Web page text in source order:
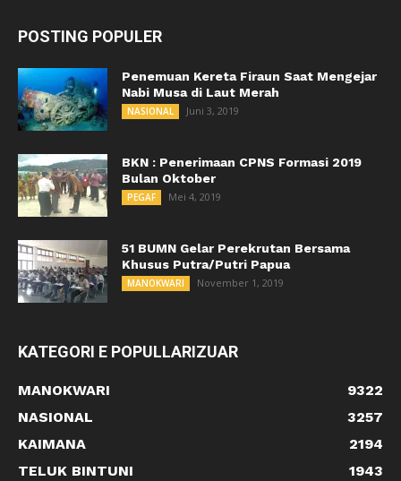
POSTING POPULER
Penemuan Kereta Firaun Saat Mengejar
Nabi Musa di Laut Merah
NASIONAL Juni 3, 2019
BKN : Penerimaan CPNS Formasi 2019
Bulan Oktober
PEGAF Mei 4, 2019
51 BUMN Gelar Perekrutan Bersama
Khusus Putra/Putri Papua
MANOKWARI November 1, 2019
KATEGORI E POPULLARIZUAR
MANOKWARI
9322
NASIONAL
3257
KAIMANA
2194
TELUK BINTUNI
1943